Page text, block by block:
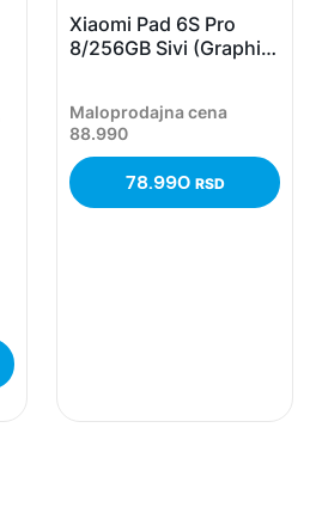
Xiaomi Pad 6S Pro
8/256GB Sivi (Graphite
Maloprodajna cena
88.990
78.990 RSD